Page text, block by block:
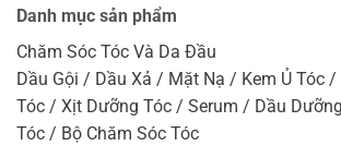
Danh mục sản phẩm
Chăm Sóc Tóc Và Da Đầu
Dầu Gội / Dầu Xả / Mặt Nạ / Kem Ủ Tóc
Tóc / Xịt Dưỡng Tóc / Serum / Dầu
Tóc / Bộ Chăm Sóc Tóc